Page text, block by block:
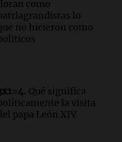
como
lo
no hicieron como
Qué significa
la visita
papa León XIV